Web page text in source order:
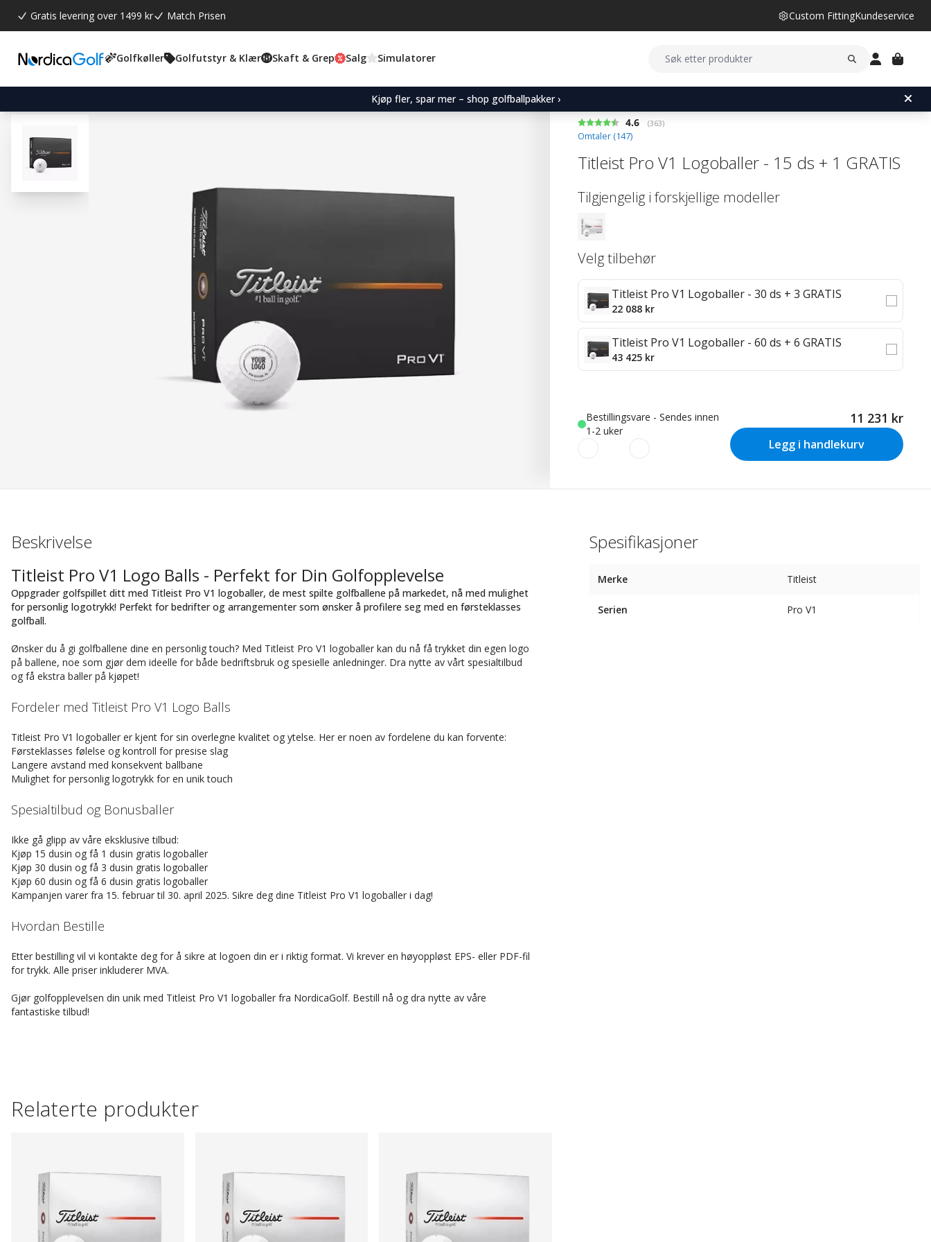
Gratis levering over 1499 kr Match Prisen Custom FittingKundeservice
Golfkøller Golfutstyr & Klær Skaft & Grep Salg Simulatorer
Kjøp fler, spar mer – shop golfballpakker ›
Gjennomsnittskarakter:
4.6 (stemmer:
363)
Omtaler (147)
Titleist Pro V1 Logoballer - 15 ds + 1 GRATIS
Tilgjengelig i forskjellige modeller
Velg tilbehør
Titleist Pro V1 Logoballer - 30 ds + 3 GRATIS
22 088 kr
Titleist Pro V1 Logoballer - 60 ds + 6 GRATIS
43 425 kr
Bestillingsvare - Sendes innen
1-2 uker
11 231 kr
Legg i handlekurv
Beskrivelse
Titleist Pro V1 Logo Balls - Perfekt for Din Golfopplevelse
Oppgrader golfspillet ditt med Titleist Pro V1 logoballer, de mest spilte golfballene på markedet, nå med mulighet
for personlig logotrykk! Perfekt for bedrifter og arrangementer som ønsker å profilere seg med en førsteklasses
golfball.
Ønsker du å gi golfballene dine en personlig touch? Med Titleist Pro V1 logoballer kan du nå få trykket din egen logo
på ballene, noe som gjør dem ideelle for både bedriftsbruk og spesielle anledninger. Dra nytte av vårt spesialtilbud
og få ekstra baller på kjøpet!
Fordeler med Titleist Pro V1 Logo Balls
Titleist Pro V1 logoballer er kjent for sin overlegne kvalitet og ytelse. Her er noen av fordelene du kan forvente:
Førsteklasses følelse og kontroll for presise slag
Langere avstand med konsekvent ballbane
Mulighet for personlig logotrykk for en unik touch
Spesialtilbud og Bonusballer
Ikke gå glipp av våre eksklusive tilbud:
Kjøp 15 dusin og få 1 dusin gratis logoballer
Kjøp 30 dusin og få 3 dusin gratis logoballer
Kjøp 60 dusin og få 6 dusin gratis logoballer
Kampanjen varer fra 15. februar til 30. april 2025. Sikre deg dine Titleist Pro V1 logoballer i dag!
Hvordan Bestille
Etter bestilling vil vi kontakte deg for å sikre at logoen din er i riktig format. Vi krever en høyoppløst EPS- eller PDF-fil
for trykk. Alle priser inkluderer MVA.
Gjør golfopplevelsen din unik med Titleist Pro V1 logoballer fra NordicaGolf. Bestill nå og dra nytte av våre
fantastiske tilbud!
Spesifikasjoner
Merke Titleist
Serien Pro V1
Relaterte produkter